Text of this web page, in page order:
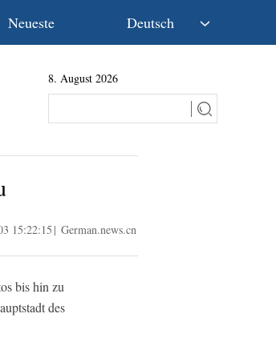
Neueste Deutsch
Français
8. August 2026
15:22:15 | German.news.cn
bis hin zu
des